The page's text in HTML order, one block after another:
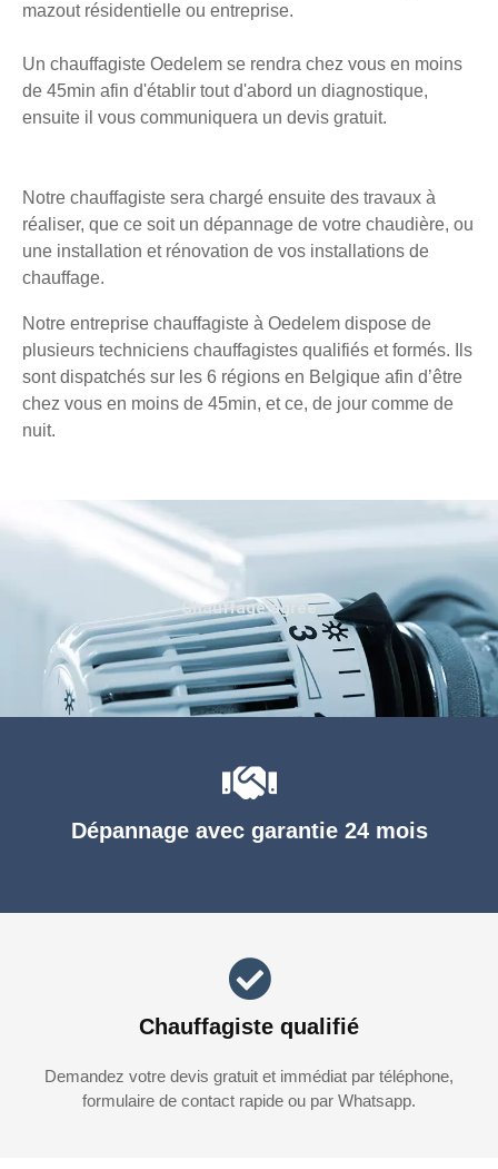
mazout résidentielle ou entreprise.
Un chauffagiste Oedelem se rendra chez vous en moins
de 45min afin d'établir tout d'abord un diagnostique,
ensuite il vous communiquera un devis gratuit.
Notre chauffagiste sera chargé ensuite des travaux à
réaliser, que ce soit un dépannage de votre chaudière, ou
une installation et rénovation de vos installations de
chauffage.
Notre entreprise chauffagiste à Oedelem dispose de
plusieurs techniciens chauffagistes qualifiés et formés. Ils
sont dispatchés sur les 6 régions en Belgique afin d’être
chez vous en moins de 45min, et ce, de jour comme de
nuit.
Dépannage avec garantie 24 mois
Chauffagiste qualifié
Demandez votre devis gratuit et immédiat par téléphone,
formulaire de contact rapide ou par Whatsapp.
Chauffage agréé